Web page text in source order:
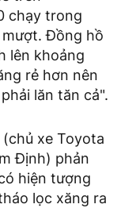
chạy trong
Đồng hồ
lên khoảng
rẻ hơn nên
lăn tăn cả".
xe Toyota
Định) phản
hiện tượng
lọc xăng ra